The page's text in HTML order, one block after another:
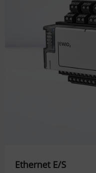
Ethernet E/S